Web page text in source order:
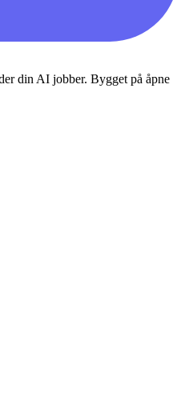
din AI jobber. Bygget på åpne